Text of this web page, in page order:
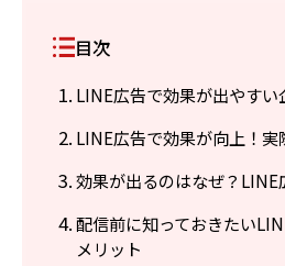
目次
LINE広告で効果が出やすい
LINE広告で効果が向上！実
効果が出るのはなぜ？LINE
配信前に知っておきたい
メリット